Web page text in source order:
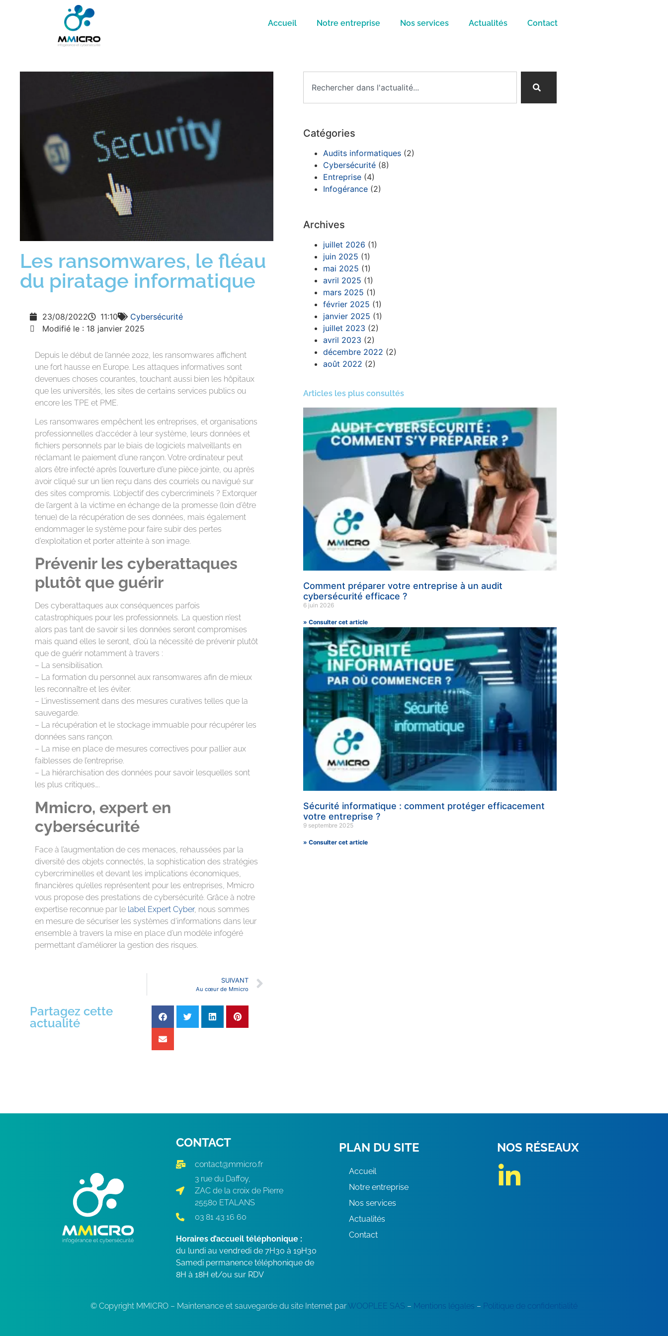
Accueil Notre entreprise Nos services Actualités Contact
Les ransomwares, le fléau
du piratage informatique
23/08/2022 11:10
Cybersécurité
Modifié le : 18 janvier 2025
Depuis le début de l’année 2022, les ransomwares affichent
une fort hausse en Europe. Les attaques informatives sont
devenues choses courantes, touchant aussi bien les hôpitaux
que les universités, les sites de certains services publics ou
encore les TPE et PME.
Les ransomwares empêchent les entreprises, et organisations
professionnelles d’accéder à leur système, leurs données et
fichiers personnels par le biais de logiciels malveillants en
réclamant le paiement d’une rançon. Votre ordinateur peut
alors être infecté après l’ouverture d’une pièce jointe, ou après
avoir cliqué sur un lien reçu dans des courriels ou navigué sur
des sites compromis. L’objectif des cybercriminels ? Extorquer
de l’argent à la victime en échange de la promesse (loin d’être
tenue) de la récupération de ses données, mais également
endommager le système pour faire subir des pertes
d’exploitation et porter atteinte à son image.
Prévenir les cyberattaques
plutôt que guérir
Des cyberattaques aux conséquences parfois
catastrophiques pour les professionnels. La question n’est
alors pas tant de savoir si les données seront compromises
mais quand elles le seront, d’où la nécessité de prévenir plutôt
que de guérir notamment à travers :
– La sensibilisation.
– La formation du personnel aux ransomwares afin de mieux
les reconnaître et les éviter.
– L’investissement dans des mesures curatives telles que la
sauvegarde.
– La récupération et le stockage immuable pour récupérer les
données sans rançon.
– La mise en place de mesures correctives pour pallier aux
faiblesses de l’entreprise.
– La hiérarchisation des données pour savoir lesquelles sont
les plus critiques….
Mmicro, expert en
cybersécurité
Face à l’augmentation de ces menaces, rehaussées par la
diversité des objets connectés, la sophistication des stratégies
cybercriminelles et devant les implications économiques,
financières qu’elles représentent pour les entreprises, Mmicro
vous propose des prestations de cybersécurité. Grâce à notre
expertise reconnue par le label Expert Cyber, nous sommes
en mesure de sécuriser les systèmes d’informations dans leur
ensemble à travers la mise en place d’un modèle infogéré
permettant d’améliorer la gestion des risques.
SUIVANT
Au cœur de Mmicro
Partagez cette
actualité
Catégories
Audits informatiques (2)
Cybersécurité (8)
Entreprise (4)
Infogérance (2)
Archives
juillet 2026 (1)
juin 2025 (1)
mai 2025 (1)
avril 2025 (1)
mars 2025 (1)
février 2025 (1)
janvier 2025 (1)
juillet 2023 (2)
avril 2023 (2)
décembre 2022 (2)
août 2022 (2)
Articles les plus consultés
Comment préparer votre entreprise à un audit
cybersécurité efficace ?
6 juin 2026
» Consulter cet article
Sécurité informatique : comment protéger efficacement
votre entreprise ?
9 septembre 2025
» Consulter cet article
CONTACT
contact@mmicro.fr
3 rue du Daffoy,
ZAC de la croix de Pierre
25580 ETALANS
03 81 43 16 60
Horaires d’accueil téléphonique :
du lundi au vendredi de 7H30 à 19H30
Samedi permanence téléphonique de
8H à 18H et/ou sur RDV
PLAN DU SITE
Accueil
Notre entreprise
Nos services
Actualités
Contact
NOS RÉSEAUX
© Copyright MMICRO – Maintenance et sauvegarde du site Internet parWOOPLEE SAS – Mentions légales – Politique de confidentialité